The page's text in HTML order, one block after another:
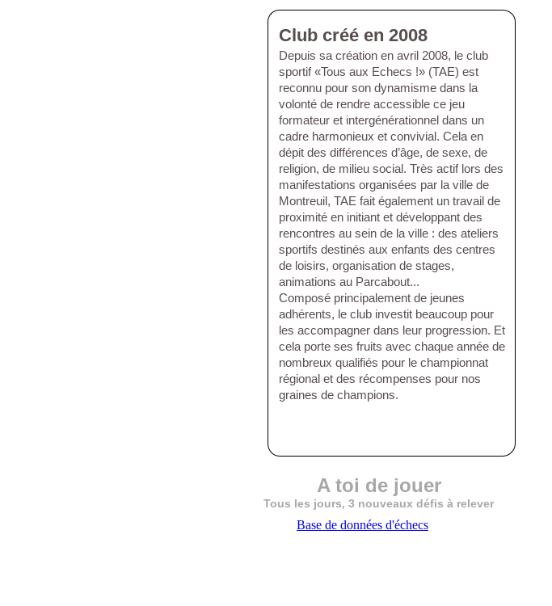
Club créé en 2008
Depuis sa création en avril 2008, le club
sportif «Tous aux Echecs !» (TAE) est
reconnu pour son dynamisme dans la
volonté de rendre accessible ce jeu
formateur et intergénérationnel dans un
cadre harmonieux et convivial. Cela en
dépit des différences d’âge, de sexe, de
religion, de milieu social. Très actif lors des
manifestations organisées par la ville de
Montreuil, TAE fait également un travail de
proximité en initiant et développant des
rencontres au sein de la ville : des ateliers
sportifs destinés aux enfants des centres
de loisirs, organisation de stages,
animations au Parcabout...
Composé principalement de jeunes
adhérents, le club investit beaucoup pour
les accompagner dans leur progression. Et
cela porte ses fruits avec chaque année de
nombreux qualifiés pour le championnat
régional et des récompenses pour nos
graines de champions.
A toi de jouer
Tous les jours, 3 nouveaux défis à relever